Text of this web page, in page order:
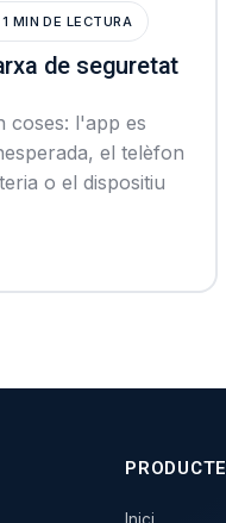
1 MIN DE LECTURA
de seguretat
coses: l'app es
el telèfon
o el dispositiu
PRODUCTE